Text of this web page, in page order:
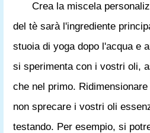
Crea la miscela
del tè sarà l'ingrediente
stuoia di yoga dopo l'acqua e
si sperimenta con i vostri oli,
che nel primo.
non sprecare i vostri oli
testando. Per esempio, si